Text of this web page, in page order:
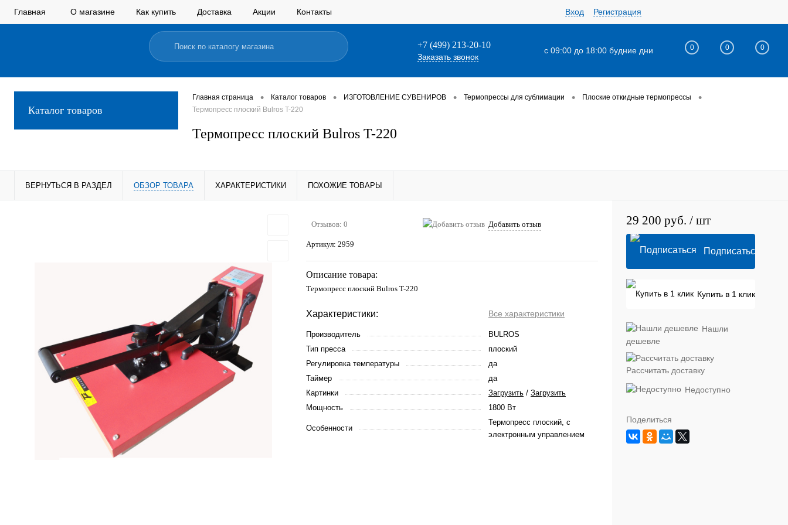
Главная О магазине Как купить Доставка Акции Контакты Вход Регистрация
+7 (499) 213-20-10
Заказать звонок
с 09:00 до 18:00 будние дни 0 0 0
Каталог товаров
Главная страница • Каталог товаров • ИЗГОТОВЛЕНИЕ СУВЕНИРОВ • Термопрессы для сублимации • Плоские откидные термопрессы •
Термопресс плоский Bulros T-220
Термопресс плоский Bulros T-220
ВЕРНУТЬСЯ В РАЗДЕЛ ОБЗОР ТОВАРА ХАРАКТЕРИСТИКИ ПОХОЖИЕ ТОВАРЫ
Отзывов: 0 Добавить отзыв
Артикул: 2959
Описание товара:
Термопресс плоский Bulros T-220
Характеристики: Все характеристики
Производитель
BULROS
Тип пресса
плоский
Регулировка температуры
да
Таймер
да
Картинки
Загрузить / Загрузить
Мощность
1800 Вт
Особенности
Термопресс плоский, с
электронным управлением
29 200 руб. / шт
Подписаться
Купить в 1 клик
Нашли
дешевле
Рассчитать доставку
Недоступно
Поделиться